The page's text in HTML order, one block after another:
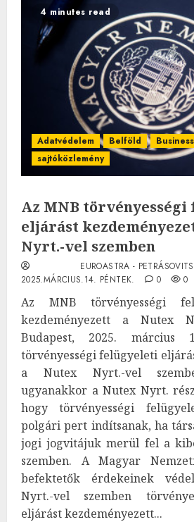
4 minutes read
Adatvédelem Belföld Business
sajtóközlemény
Az MNB
eljárást
Nyrt.-vel szemben
EUROASTRA -
2025.MÁRCIUS.14. PÉNTEK.
0 0
Az MNB törvényességi
kezdeményezett a Nutex
Budapest, 2025.
törvényességi felügyeleti
a Nutex Nyrt.-vel
ugyanakkor a Nutex Nyrt.
hogy törvényességi
polgári pert indítsanak, ha
jogi jogvitájuk merül fel a
szemben. A Magyar
befektetők érdekeinek
Nyrt.-vel szemben
eljárást kezdeményezett...